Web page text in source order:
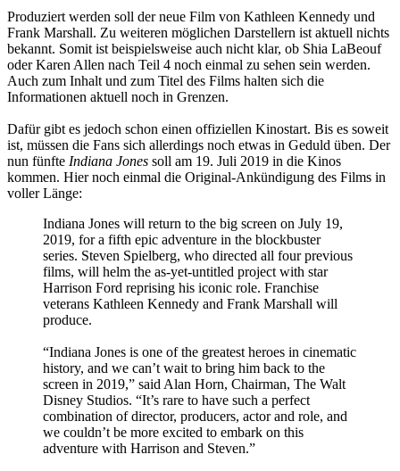
Produziert werden soll der neue Film von Kathleen Kennedy und
Frank Marshall. Zu weiteren möglichen Darstellern ist aktuell nichts
bekannt. Somit ist beispielsweise auch nicht klar, ob Shia LaBeouf
oder Karen Allen nach Teil 4 noch einmal zu sehen sein werden.
Auch zum Inhalt und zum Titel des Films halten sich die
Informationen aktuell noch in Grenzen.
Dafür gibt es jedoch schon einen offiziellen Kinostart. Bis es soweit
ist, müssen die Fans sich allerdings noch etwas in Geduld üben. Der
nun fünfte Indiana Jones soll am 19. Juli 2019 in die Kinos
kommen. Hier noch einmal die Original-Ankündigung des Films in
voller Länge:
Indiana Jones will return to the big screen on July 19,
2019, for a fifth epic adventure in the blockbuster
series. Steven Spielberg, who directed all four previous
films, will helm the as-yet-untitled project with star
Harrison Ford reprising his iconic role. Franchise
veterans Kathleen Kennedy and Frank Marshall will
produce.
“Indiana Jones is one of the greatest heroes in cinematic
history, and we can’t wait to bring him back to the
screen in 2019,” said Alan Horn, Chairman, The Walt
Disney Studios. “It’s rare to have such a perfect
combination of director, producers, actor and role, and
we couldn’t be more excited to embark on this
adventure with Harrison and Steven.”